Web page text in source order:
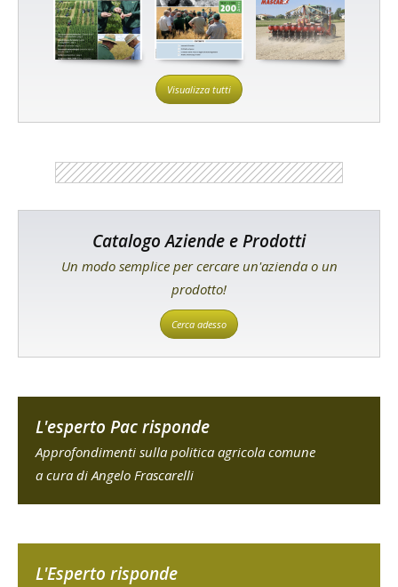
Visualizza tutti
Catalogo Aziende e Prodotti
Un modo semplice per cercare un'azienda o un
prodotto!
Cerca adesso
L'esperto Pac risponde
Approfondimenti sulla politica agricola comune
a cura di Angelo Frascarelli
L'Esperto risponde